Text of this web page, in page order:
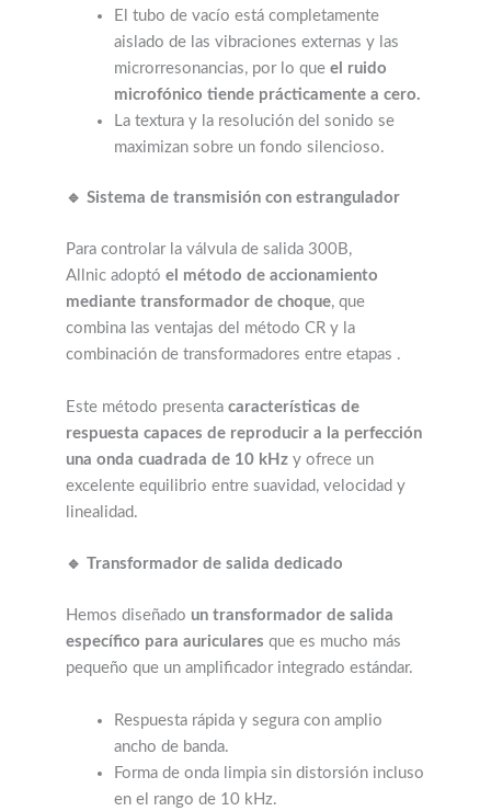
El tubo de vacío está completamente
aislado de las vibraciones externas y las
microrresonancias, por lo que el ruido
microfónico tiende prácticamente a cero.
La textura y la resolución del sonido se
maximizan sobre un fondo silencioso.
🔹 Sistema de transmisión con estrangulador
Para controlar la válvula de salida 300B,
Allnic adoptó el método de accionamiento
mediante transformador de choque, que
combina las ventajas del método CR y la
combinación de transformadores entre etapas .
Este método presenta características de
respuesta capaces de reproducir a la perfección
una onda cuadrada de 10 kHz y ofrece un
excelente equilibrio entre suavidad, velocidad y
linealidad.
🔹 Transformador de salida dedicado
Hemos diseñado un transformador de salida
específico para auriculares que es mucho más
pequeño que un amplificador integrado estándar.
Respuesta rápida y segura con amplio
ancho de banda.
Forma de onda limpia sin distorsión incluso
en el rango de 10 kHz.